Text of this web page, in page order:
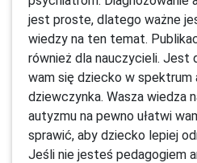
jest proste, dlatego ważne
wiedzy na ten temat.
również dla nauczycieli. Jest
wam się dziecko w
dziewczynka. Wasza wiedza
autyzmu na pewno ułatwi
sprawić, aby dziecko lepiej
Jeśli nie jesteś pedagogiem